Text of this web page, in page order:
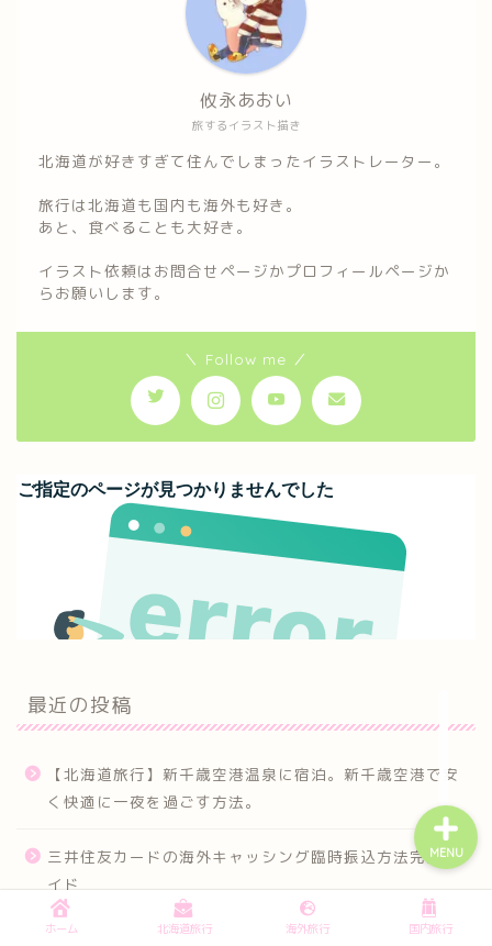
旅するイラスト描き
攸永あおい
北海道が好きすぎて住んでしまったイラストレーター。
旅行は北海道も国内も海外も好き。
あと、食べることも大好き。
イラスト依頼はお問合せページかプロフィールページか
らお願いします。
＼ Follow me ／
最近の投稿
【北海道旅行】新千歳空港温泉に宿泊。新千歳空港で安
く快適に一夜を過ごす方法。
三井住友カードの海外キャッシング臨時振込方法完全ガ
イド
ラインマインカードを紹介！フランクフルト周辺を周る
ホーム 北海道旅行 海外旅行 国内旅行
MENU
ホーム
海外旅行